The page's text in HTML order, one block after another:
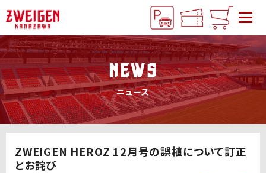
NEWS
ニュース
ZWEIGEN HEROZ 12月号の誤植について訂正
とお詫び